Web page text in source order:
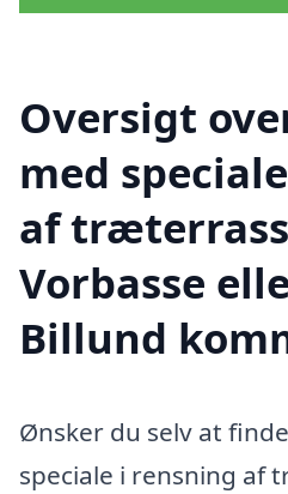
Oversigt
med
af
Vorbasse
Billund
Ønsker du selv at
speciale i rensning af